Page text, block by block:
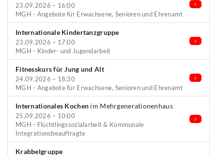
23.09.2026 – 16:00
MGH - Angebote für Erwachsene, Senioren und Ehrenamt
Internationale Kindertanzgruppe
23.09.2026 – 17:00
MGH - Kinder- und Jugendarbeit
Fitnesskurs für Jung und Alt
24.09.2026 – 18:30
MGH - Angebote für Erwachsene, Senioren und Ehrenamt
Internationales Kochen im Mehrgenerationenhaus
25.09.2026 – 10:00
MGH - Flüchtlingssozialarbeit & Kommunale
Integrationsbeauftragte
Krabbelgruppe